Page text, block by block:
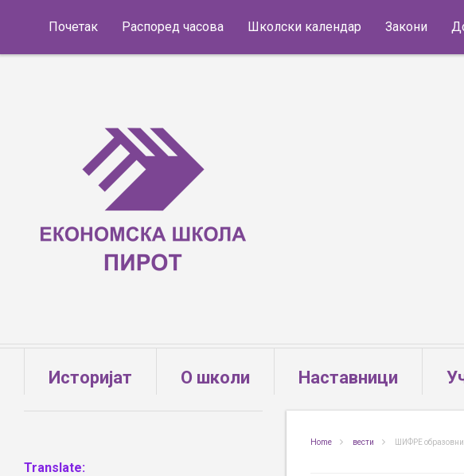
Почетак
Распоред часова Школски календар Закони
Историјат О школи Наставници
Home вести ШИФРЕ
Translate: